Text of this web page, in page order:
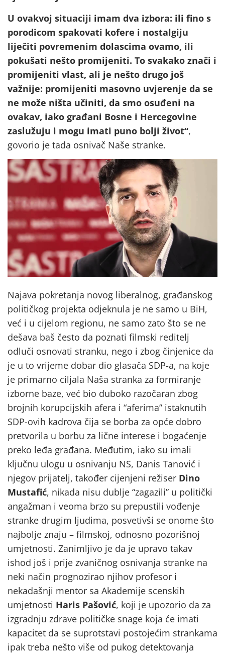
U ovakvoj situaciji imam dva izbora: ili fino s
porodicom spakovati kofere i nostalgiju
liječiti povremenim dolascima ovamo, ili
pokušati nešto promijeniti. To svakako znači i
promijeniti vlast, ali je nešto drugo još
važnije: promijeniti masovno uvjerenje da se
ne može ništa učiniti, da smo osuđeni na
ovakav, iako građani Bosne i Hercegovine
zaslužuju i mogu imati puno bolji život“,
govorio je tada osnivač Naše stranke.
Najava pokretanja novog liberalnog, građanskog
političkog projekta odjeknula je ne samo u BiH,
već i u cijelom regionu, ne samo zato što se ne
dešava baš često da poznati filmski reditelj
odluči osnovati stranku, nego i zbog činjenice da
je u to vrijeme dobar dio glasača SDP-a, na koje
je primarno ciljala Naša stranka za formiranje
izborne baze, već bio duboko razočaran zbog
brojnih korupcijskih afera i “aferima” istaknutih
SDP-ovih kadrova čija se borba za opće dobro
pretvorila u borbu za lične interese i bogaćenje
preko leđa građana. Međutim, iako su imali
ključnu ulogu u osnivanju NS, Danis Tanović i
njegov prijatelj, također cijenjeni režiser Dino
Mustafić, nikada nisu dublje “zagazili” u politički
angažman i veoma brzo su prepustili vođenje
stranke drugim ljudima, posvetivši se onome što
najbolje znaju – filmskoj, odnosno pozorišnoj
umjetnosti. Zanimljivo je da je upravo takav
ishod još i prije zvaničnog osnivanja stranke na
neki način prognozirao njihov profesor i
nekadašnji mentor sa Akademije scenskih
umjetnosti Haris Pašović, koji je upozorio da za
izgradnju zdrave političke snage koja će imati
kapacitet da se suprotstavi postojećim strankama
ipak treba nešto više od pukog detektovanja